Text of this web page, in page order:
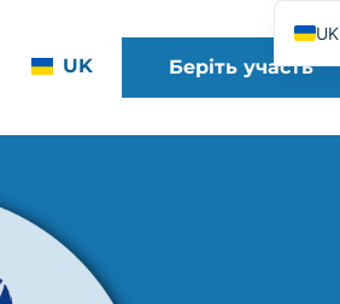
UK Беріть участь
UK
FR